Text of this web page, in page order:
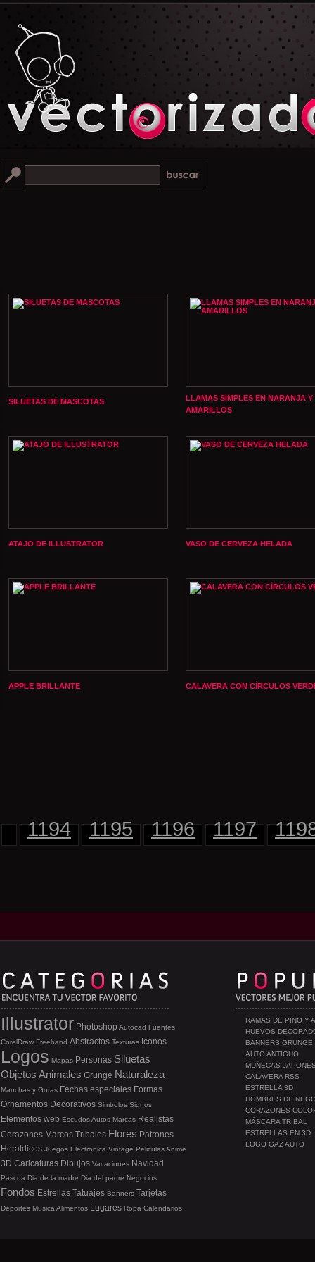
SILUETAS DE MASCOTAS
LLAMAS SIMPLES EN NARANJA Y
AMARILLOS
ATAJO DE ILLUSTRATOR VASO DE CERVEZA HELADA
APPLE BRILLANTE CALAVERA CON CÍRCULOS
1194 1195 1196 1197
RAMAS DE PINO Y
HUEVOS
BANNERS GRUNGE
AUTO ANTIGUO
MUÑECAS
CALAVERA RSS
ESTRELLA 3D
HOMBRES DE
CORAZONES
MÁSCARA TRIBAL
ESTRELLAS EN 3D
LOGO GAZ AUTO
Illustrator Photoshop Autocad Fuentes
CorelDraw Freehand Abstractos Texturas Iconos
Logos Mapas Personas Siluetas
Objetos Animales Grunge Naturaleza
Manchas y Gotas Fechas especiales Formas
Ornamentos Decorativos Simbolos Signos
Elementos web EscudosAutos Marcas Realistas
Corazones Marcos Tribales Flores Patrones
Heraldicos Juegos Electronica Vintage PeliculasAnime
3D Caricaturas Dibujos Vacaciones Navidad
Pascua Dia de la madre Dia del padre Negocios
Fondos Estrellas Tatuajes Banners Tarjetas
Deportes Musica Alimentos Lugares Ropa Calendarios